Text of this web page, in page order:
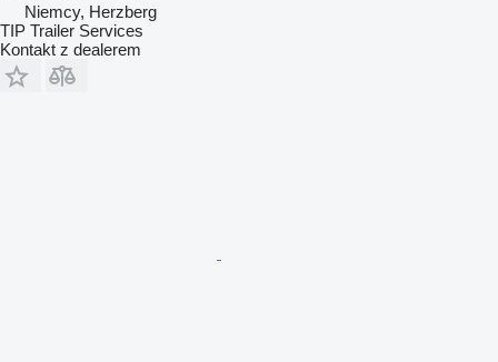
Niemcy, Herzberg
TIP Trailer Services
Kontakt z dealerem